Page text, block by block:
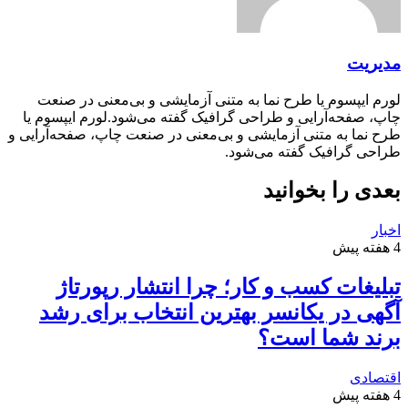
مدیریت
لورم ایپسوم یا طرح‌ نما به متنی آزمایشی و بی‌معنی در صنعت
چاپ، صفحه‌آرایی و طراحی گرافیک گفته می‌شود.لورم ایپسوم یا
طرح‌ نما به متنی آزمایشی و بی‌معنی در صنعت چاپ، صفحه‌آرایی و
طراحی گرافیک گفته می‌شود.
بعدی را بخوانید
اخبار
4 هفته پیش
تبلیغات کسب و کار؛ چرا انتشار رپورتاژ
آگهی در یکانسر بهترین انتخاب برای رشد
برند شما است؟
اقتصادی
4 هفته پیش